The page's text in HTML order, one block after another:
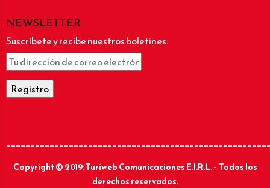
NEWSLETTER
Suscríbete y recibe nuestros boletines:
Copyright © 2019: Turiweb Comunicaciones E.I.R.L. – Todos los
derechos reservados.